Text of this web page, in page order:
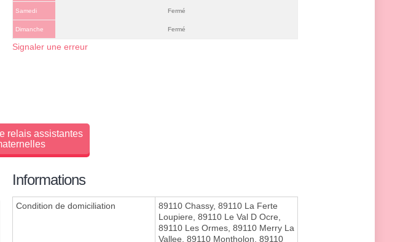
Samedi Fermé
Dimanche Fermé
Signaler une erreur
relais assistantes
Informations
Condition de domiciliation
89110 Chassy, 89110 La Ferte
Loupiere, 89110 Le Val D Ocre,
89110 Les Ormes, 89110 Merry La
Vallee, 89110 Montholon, 89110